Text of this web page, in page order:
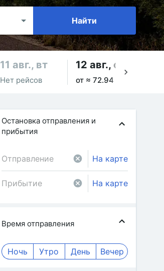
Найти
11 авг., вт
Нет рейсов
12 авг., ср
от ≈ 72.94 
Остановка отправления и
прибытия
На карте
На карте
Время отправления
Ночь Утро День Вечер